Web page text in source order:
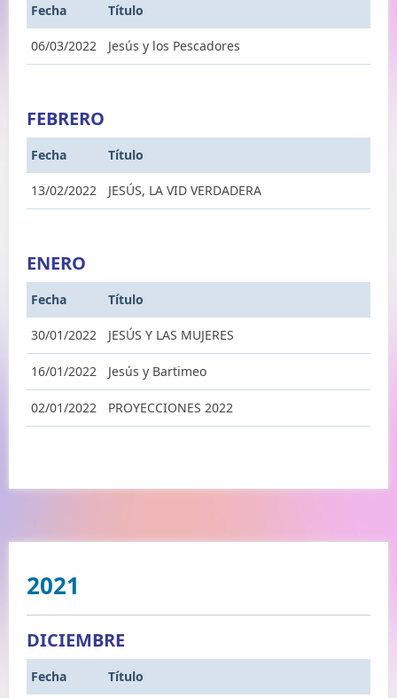
Fecha Título
06/03/2022 Jesús y los Pescadores
FEBRERO
Fecha Título
13/02/2022 JESÚS, LA VID VERDADERA
ENERO
Fecha Título
30/01/2022 JESÚS Y LAS MUJERES
16/01/2022 Jesús y Bartimeo
02/01/2022 PROYECCIONES 2022
2021
DICIEMBRE
Fecha Título